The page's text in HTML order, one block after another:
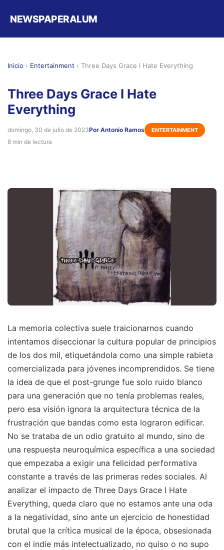
NEWSPAPERALUM
Inicio › Entertainment › Three Days Grace I Hate Everything
Three Days Grace I Hate
Everything
domingo, 30 de julio de 2023Por Antonio Ramos ENTERTAINMENT
8 min de lectura
La memoria colectiva suele traicionarnos cuando
intentamos diseccionar la cultura popular de principios
de los dos mil, etiquetándola como una simple rabieta
comercializada para jóvenes incomprendidos. Se tiene
la idea de que el post-grunge fue solo ruido blanco
para una generación que no tenía problemas reales,
pero esa visión ignora la arquitectura técnica de la
frustración que bandas como esta lograron edificar.
No se trataba de un odio gratuito al mundo, sino de
una respuesta neuroquímica específica a una sociedad
que empezaba a exigir una felicidad performativa
constante a través de las primeras redes sociales. Al
analizar el impacto de Three Days Grace I Hate
Everything, queda claro que no estamos ante una oda
a la negatividad, sino ante un ejercicio de honestidad
brutal que la crítica musical de la época, obsesionada
con el indie más intelectualizado, no quiso o no supo